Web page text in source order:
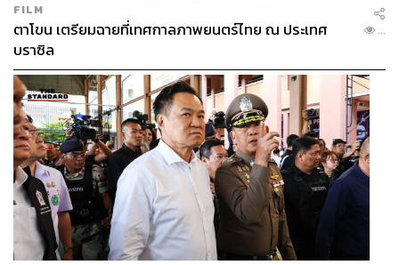
FILM
ตาโขน เตรียมฉายที่เทศกาลภาพยนตร์ไทย ณ ประเทศ
บราซิล
...